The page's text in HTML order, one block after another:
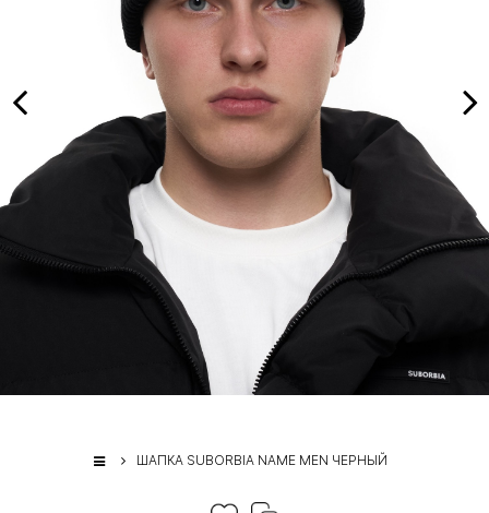
ШАПКА SUBORBIA NAME MEN ЧЕРНЫЙ